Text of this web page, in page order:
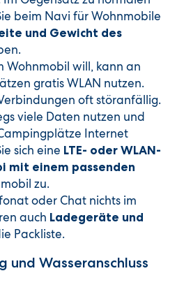
beim Navi für Wohnmobile
und Gewicht des
Wohnmobil will, kann an
gratis WLAN nutzen.
oft störanfällig.
viele Daten nutzen und
Internet
sich eine LTE- oder WLAN-
mit einem passenden
zu.
oder Chat nichts im
auch Ladegeräte und
Packliste.
und Wasseranschluss